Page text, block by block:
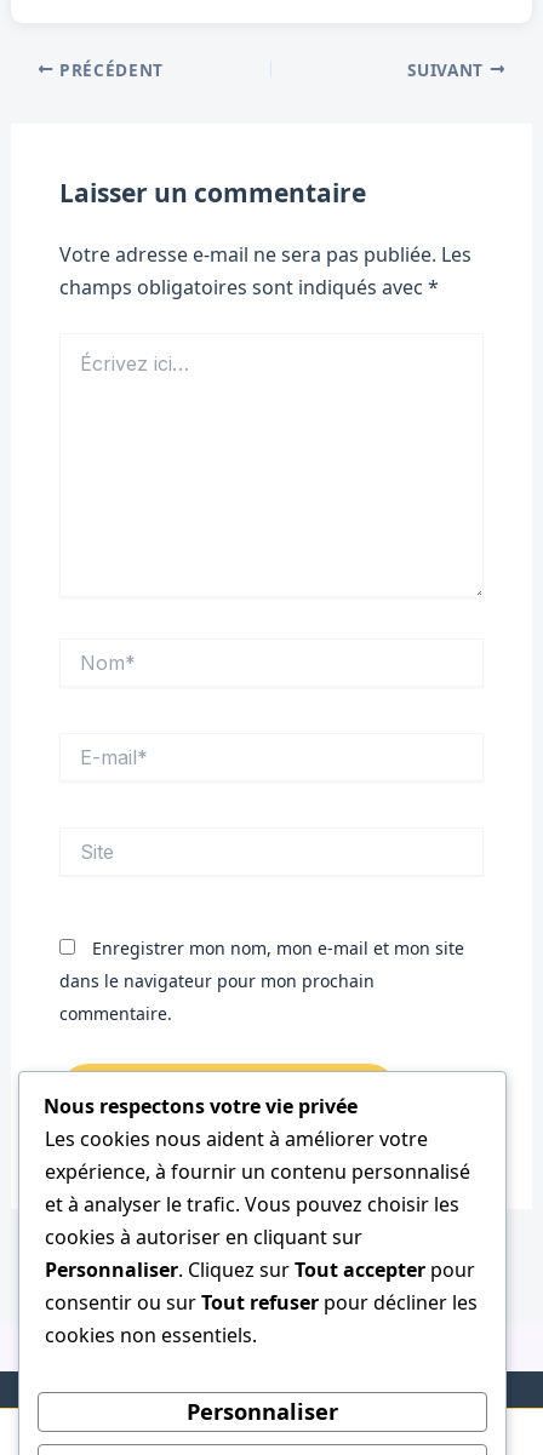
PRÉCÉDENT SUIVANT
Laisser un commentaire
Votre adresse e-mail ne sera pas publiée. Les
champs obligatoires sont indiqués avec *
ici…
mail*
Enregistrer mon nom, mon e-mail et mon site
dans le navigateur pour mon prochain
commentaire.
Nous respectons votre vie privée
Les cookies nous aident à améliorer votre
expérience, à fournir un contenu personnalisé
et à analyser le trafic. Vous pouvez choisir les
cookies à autoriser en cliquant sur
Personnaliser. Cliquez surTout accepter pour
consentir ou surTout refuser pour décliner les
cookies non essentiels.
Personnaliser